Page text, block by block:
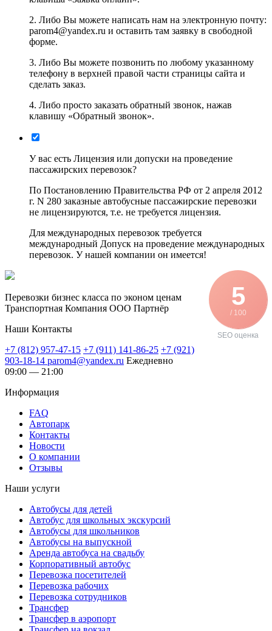
2. Либо Вы можете написать нам на электронную почту:
parom4@yandex.ru и оставить там заявку в свободной
форме.
3. Либо Вы можете позвонить по любому указанному
телефону в верхней правой части страницы сайта и
сделать заказ.
4. Либо просто заказать обратный звонок, нажав
клавишу «Обратный звонок».
У вас есть Лицензия или допуски на проведение
пассажирских перевозок?
По Постановлению Правительства РФ от 2 апреля 2012
г. N 280 заказные автобусные пассажирские перевозки
не лицензируются, т.е. не требуется лицензия.
Для международных перевозок требуется
международный Допуск на проведение международных
перевозок. У нашей компании он имеется!
5
/ 100
SEO оценка
Перевозки бизнес класса по эконом ценам
Транспортная Компания ООО Партнёр
Наши Контакты
+7 (812) 957-47-15 +7 (911) 141-86-25 +7 (921)
903-18-14 parom4@yandex.ru Ежедневно
09:00 — 21:00
Информация
FAQ
Автопарк
Контакты
Новости
О компании
Отзывы
Наши услуги
Автобусы для детей
Автобус для школьных экскурсий
Автобусы для школьников
Автобусы на выпускной
Аренда автобуса на свадьбу
Корпоративный автобус
Перевозка посетителей
Перевозка рабочих
Перевозка сотрудников
Трансфер
Трансфер в аэропорт